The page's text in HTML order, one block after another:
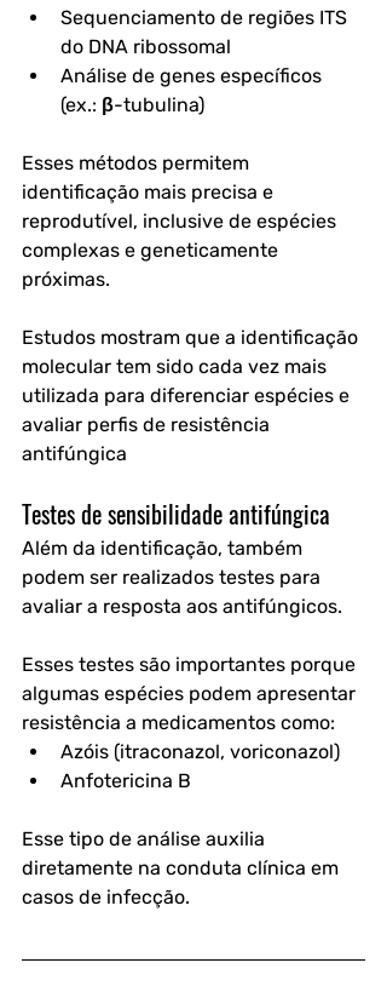
Sequenciamento de regiões ITS
do DNA ribossomal
Análise de genes específicos
(ex.: β-tubulina)
Esses métodos permitem
identificação mais precisa e
reprodutível, inclusive de espécies
complexas e geneticamente
próximas.
Estudos mostram que a identificação
molecular tem sido cada vez mais
utilizada para diferenciar espécies e
avaliar perfis de resistência
antifúngica
Testes de sensibilidade antifúngica
Além da identificação, também
podem ser realizados testes para
avaliar a resposta aos antifúngicos.
Esses testes são importantes porque
algumas espécies podem apresentar
resistência a medicamentos como:
Azóis (itraconazol, voriconazol)
Anfotericina B
Esse tipo de análise auxilia
diretamente na conduta clínica em
casos de infecção.